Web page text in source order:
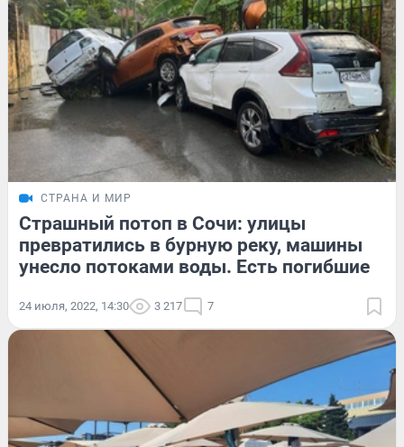
СТРАНА И МИР
Страшный потоп в Сочи: улицы
превратились в бурную реку, машины
унесло потоками воды. Есть погибшие
24 июля, 2022, 14:30 3 217 7